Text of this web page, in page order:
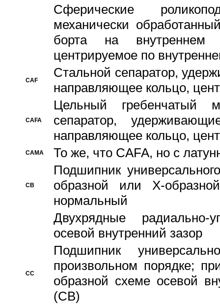
Сферические
механически
борта на внутреннем
центрируемое по
CAF
Стальной сепаратор,
направляющее кольцо,
CAFA
Цельный гребенчатый
сепаратор,
направляющее кольцо,
CAMA То же, что CAFA, но с
CB
Подшипник
образной или Х-
нормальный
Двухрядные радиально-
осевой внутренний зазор
CC
Подшипник
произвольном порядке;
образной схеме осевой
(CB)